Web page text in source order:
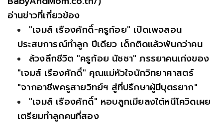
อ่านข่าวที่เกี่ยวข้อง
"เจมส์ เรืองศักดิ์-ครูก้อย" เปิดเพจสอน
ประสบการณ์ทำลูก ปีเดียว เด็กติดแล้วพันกว่าคน
ล้วงลึกชีวิต "ครูก้อย นัชชา" ภรรยาคนเก่งของ
"เจมส์ เรืองศักดิ์" คุณแม่หัวใจนักวิทยาศาสตร์
"จากอาชีพครูสายวิทย์ฯ สู่ที่ปรึกษาผู้มีบุตรยาก"
"เจมส์ เรืองศักดิ์" หอบลูกเมียลงใต้หนีโควิดเผย
เตรียมทำลูกคนที่สอง